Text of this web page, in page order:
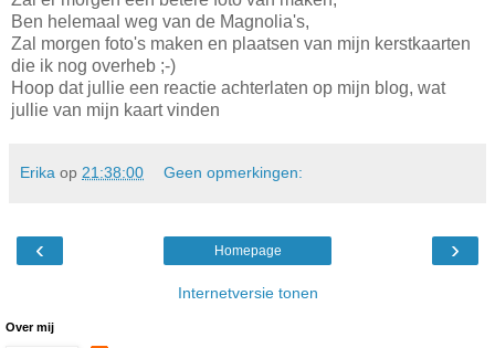
Ben helemaal weg van de Magnolia's,
Zal morgen foto's maken en plaatsen van mijn kerstkaarten
die ik nog overheb ;-)
Hoop dat jullie een reactie achterlaten op mijn blog, wat
jullie van mijn kaart vinden
Erika op 21:38:00 Geen opmerkingen:
‹ ›
Homepage
Internetversie tonen
Over mij